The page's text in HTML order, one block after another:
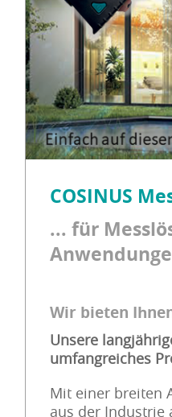
COSINUS
... für
Wir bieten
Unsere
umfangreiches
Mit einer breiten
aus der Industrie